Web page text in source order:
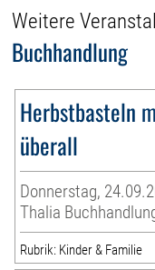
Weitere
Buchhandlung
Herbstbasteln
überall
Donnerstag,
Thalia
Rubrik: Kinder & Familie